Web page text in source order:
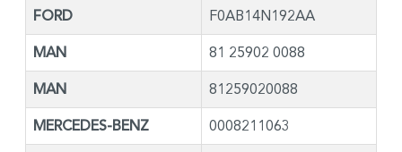
FORD F0AB14N192AA
MAN 81 25902 0088
MAN 81259020088
MERCEDES-BENZ 0008211063